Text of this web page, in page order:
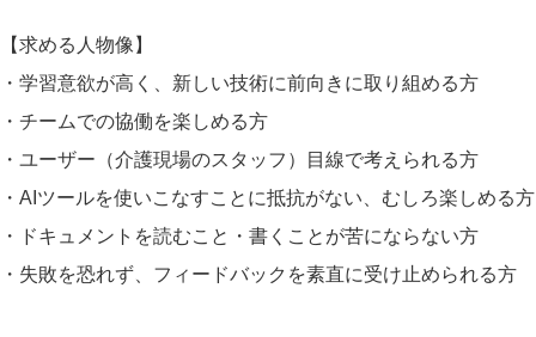
【求める人物像】
・学習意欲が高く、新しい技術に前向きに取り組める方
・チームでの協働を楽しめる方
・ユーザー（介護現場のスタッフ）目線で考えられる方
・AIツールを使いこなすことに抵抗がない、むしろ楽しめる方
・ドキュメントを読むこと・書くことが苦にならない方
・失敗を恐れず、フィードバックを素直に受け止められる方